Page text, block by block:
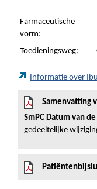
Farmaceutische
vorm:
Toedieningsweg:
Informatie over
Samenvatting
SmPC Datum van
gedeeltelijke